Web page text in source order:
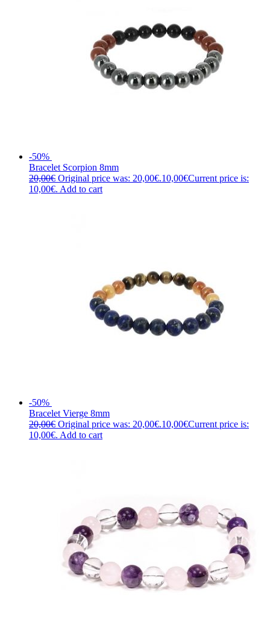
-50%
Bracelet Scorpion 8mm
20,00€ Original price was: 20,00€.10,00€Current price is:
10,00€. Add to cart
-50%
Bracelet Vierge 8mm
20,00€ Original price was: 20,00€.10,00€Current price is:
10,00€. Add to cart